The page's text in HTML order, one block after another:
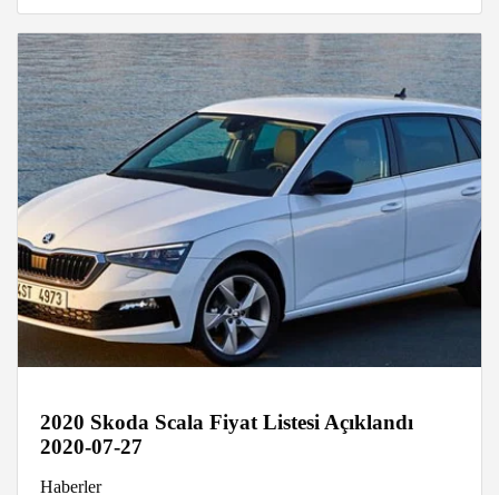
2020 Skoda Scala Fiyat Listesi Açıklandı
2020-07-27
Haberler